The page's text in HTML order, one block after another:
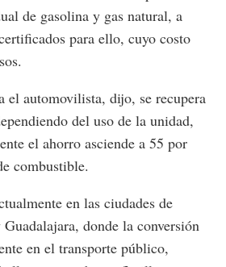
de gasolina y gas natural, a
para ello, cuyo costo
el automovilista, dijo, se recupera
del uso de la unidad,
el ahorro asciende a 55 por
combustible.
en las ciudades de
donde la conversión
en el transporte público,